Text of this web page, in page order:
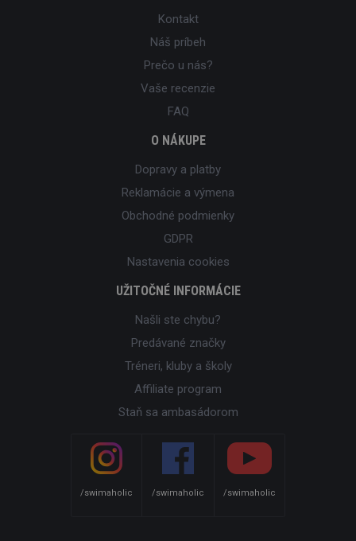
Kontakt
Náš príbeh
Prečo u nás?
Vaše recenzie
FAQ
O NÁKUPE
Dopravy a platby
Reklamácie a výmena
Obchodné podmienky
GDPR
Nastavenia cookies
UŽITOČNÉ INFORMÁCIE
Našli ste chybu?
Predávané značky
Tréneri, kluby a školy
Affiliate program
Staň sa ambasádorom
/swimaholic /swimaholic /swimaholic